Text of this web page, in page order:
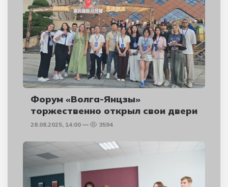
Форум «Волга-Янцзы»
торжественно открыл свои двери
28.08.2025, 14:00 3594